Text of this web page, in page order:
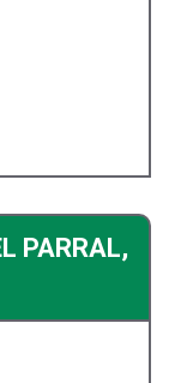
PARRAL,